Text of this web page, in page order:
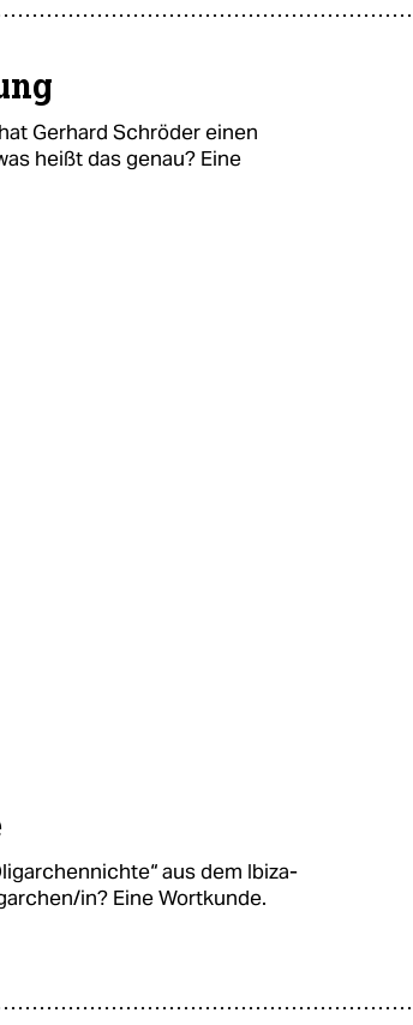
Gerhard Schröder einen
heißt das genau? Eine
aus dem Ibiza-
in? Eine Wortkunde.